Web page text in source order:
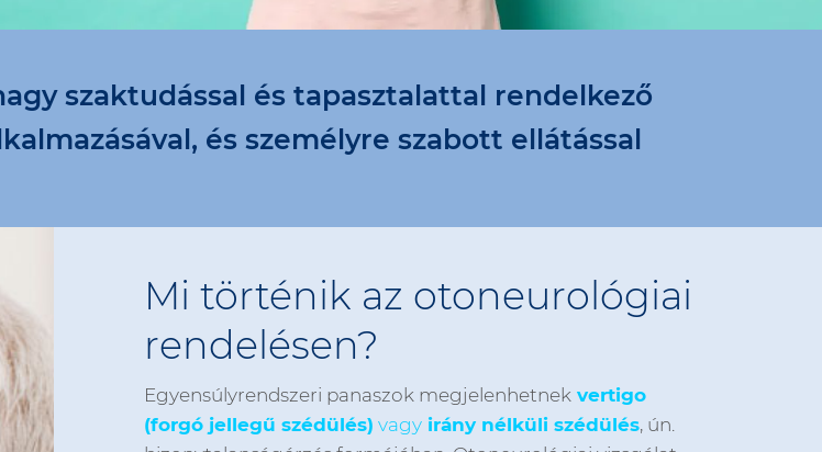
szaktudással és tapasztalattal rendelkező
és személyre szabott ellátással
Mi történik az otoneurológiai
rendelésen?
Egyensúlyrendszeri panaszok megjelenhetnek vertigo
(forgó jellegű szédülés) vagy irány nélküli szédülés, ún.